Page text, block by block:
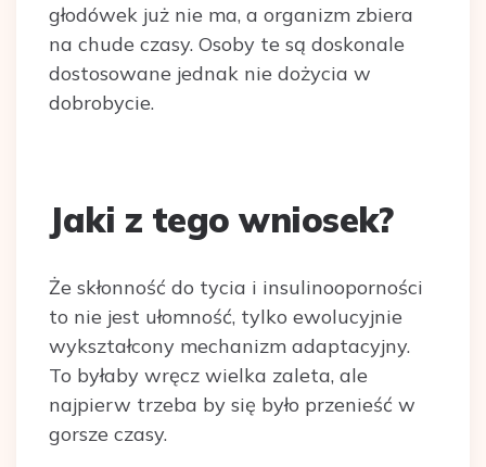
głodówek już nie ma, a organizm zbiera
na chude czasy. Osoby te są doskonale
dostosowane jednak nie dożycia w
dobrobycie.
Jaki z tego wniosek?
Że skłonność do tycia i insulinooporności
to nie jest ułomność, tylko ewolucyjnie
wykształcony mechanizm adaptacyjny.
To byłaby wręcz wielka zaleta, ale
najpierw trzeba by się było przenieść w
gorsze czasy.